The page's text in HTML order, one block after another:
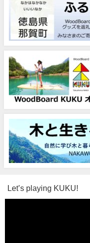
Let’s playing KUKU!